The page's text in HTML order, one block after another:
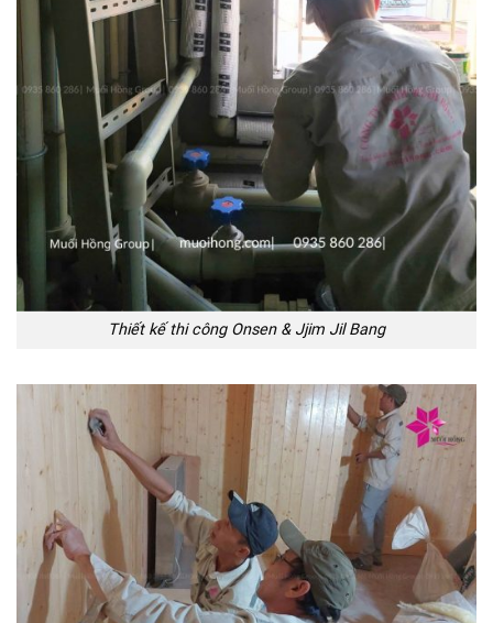
Thiết kế thi công Onsen & Jjim Jil Bang